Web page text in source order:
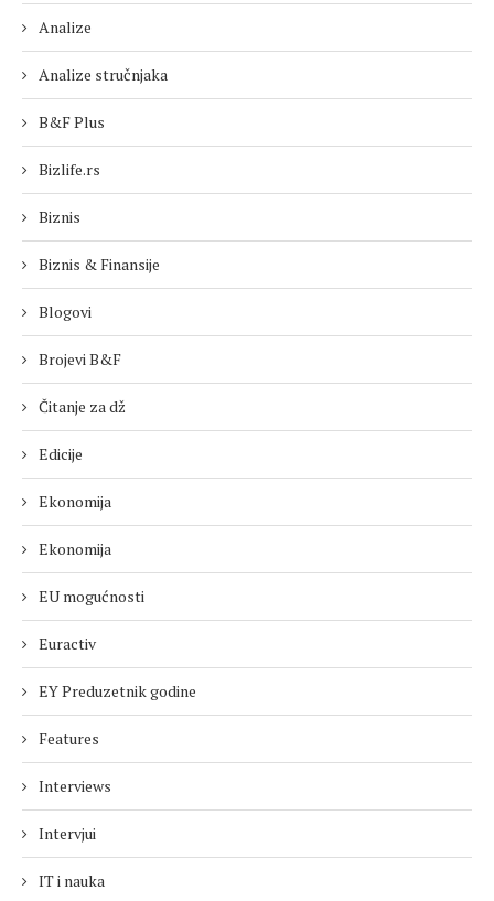
Analize
Analize stručnjaka
B&F Plus
Bizlife.rs
Biznis
Biznis & Finansije
Blogovi
Brojevi B&F
Čitanje za dž
Edicije
Ekonomija
Ekonomija
EU mogućnosti
Euractiv
EY Preduzetnik godine
Features
Interviews
Intervjui
IT i nauka